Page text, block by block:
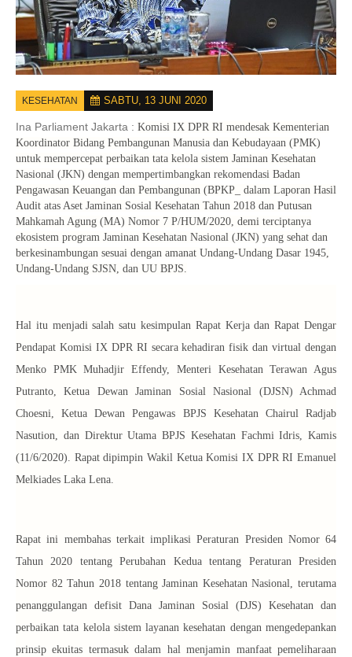
KESEHATAN SABTU, 13 JUNI 2020
Ina Parliament Jakarta : Komisi IX DPR RI mendesak Kementerian
Koordinator Bidang Pembangunan Manusia dan Kebudayaan (PMK)
untuk mempercepat perbaikan tata kelola sistem Jaminan Kesehatan
Nasional (JKN) dengan mempertimbangkan rekomendasi Badan
Pengawasan Keuangan dan Pembangunan (BPKP_ dalam Laporan Hasil
Audit atas Aset Jaminan Sosial Kesehatan Tahun 2018 dan Putusan
Mahkamah Agung (MA) Nomor 7 P/HUM/2020, demi terciptanya
ekosistem program Jaminan Kesehatan Nasional (JKN) yang sehat dan
berkesinambungan sesuai dengan amanat Undang-Undang Dasar 1945,
Undang-Undang SJSN, dan UU BPJS.
Hal itu menjadi salah satu kesimpulan Rapat Kerja dan Rapat Dengar
Pendapat Komisi IX DPR RI secara kehadiran fisik dan virtual dengan
Menko PMK Muhadjir Effendy, Menteri Kesehatan Terawan Agus
Putranto, Ketua Dewan Jaminan Sosial Nasional (DJSN) Achmad
Choesni, Ketua Dewan Pengawas BPJS Kesehatan Chairul Radjab
Nasution, dan Direktur Utama BPJS Kesehatan Fachmi Idris, Kamis
(11/6/2020). Rapat dipimpin Wakil Ketua Komisi IX DPR RI Emanuel
Melkiades Laka Lena.
Rapat ini membahas terkait implikasi Peraturan Presiden Nomor 64
Tahun 2020 tentang Perubahan Kedua tentang Peraturan Presiden
Nomor 82 Tahun 2018 tentang Jaminan Kesehatan Nasional, terutama
penanggulangan defisit Dana Jaminan Sosial (DJS) Kesehatan dan
perbaikan tata kelola sistem layanan kesehatan dengan mengedepankan
prinsip ekuitas termasuk dalam hal menjamin manfaat pemeliharaan